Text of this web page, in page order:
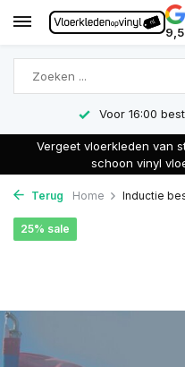
9,5
Voor 16:00
Vergeet vloerkleden van
schoon vinyl
Terug Home Inductie
25% sale